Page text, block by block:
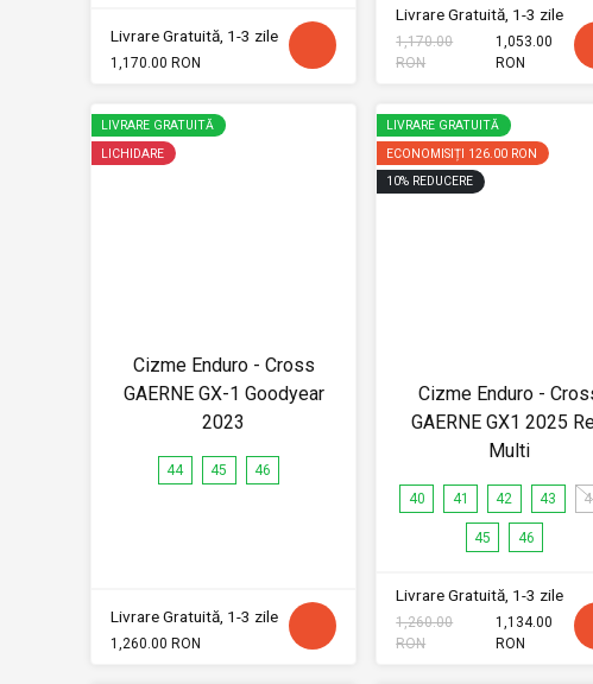
Livrare Gratuită, 1-3 zile
1,170.00 RON
Livrare Gratuită, 1-3 zile
1,170.00
RON
1,053.00
RON
LIVRARE GRATUITĂ
LICHIDARE
Cizme Enduro - Cross
GAERNE GX-1 Goodyear
2023
44 45 46
Livrare Gratuită, 1-3 zile
1,260.00 RON
LIVRARE GRATUITĂ
ECONOMISIȚI 126.00 RON
10% REDUCERE
Cizme Enduro -
GAERNE GX1 2025
Multi
40 41 42 43
45 46
Livrare Gratuită, 1-3 zile
1,260.00
RON
1,134.00
RON